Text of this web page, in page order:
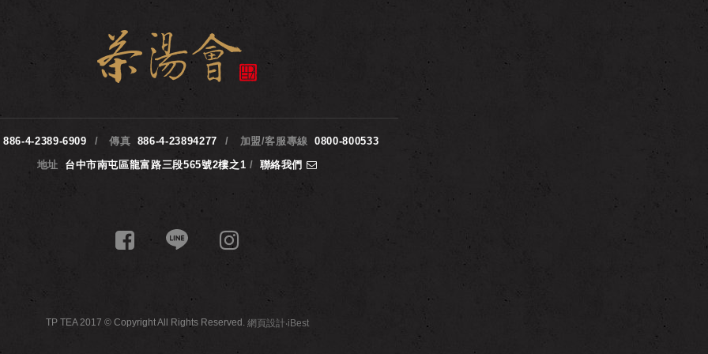
886-4-2389-6909 傳真 886-4-23894277 加盟/客服專線
0800-800533
地址
台中市南屯區龍富路三段565號2樓之1 / 聯絡我們
TP TEA 2017 © Copyright All Rights Reserved. 網頁設計‧iBest